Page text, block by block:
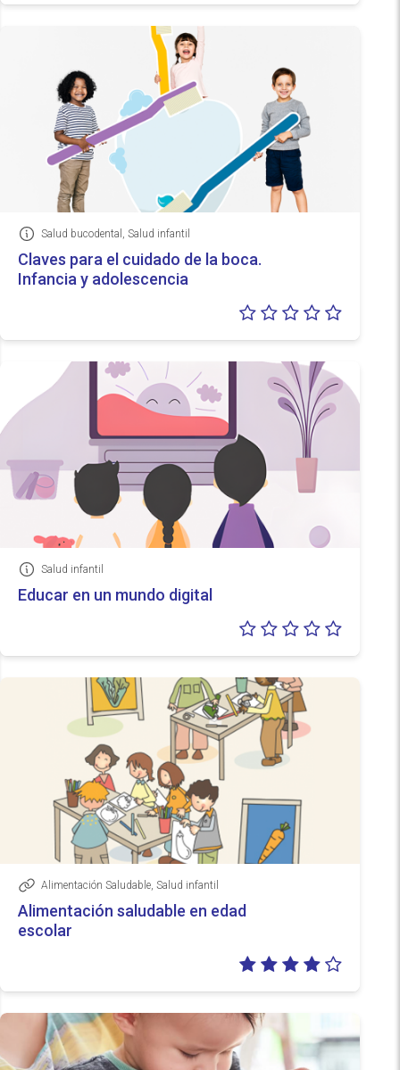
Información
Salud bucodental, Salud infantil
Claves para el cuidado de la boca.
Infancia y adolescencia
Información
Salud infantil
Educar en un mundo digital
Enlace
Alimentación Saludable, Salud infantil
Alimentación saludable en edad
escolar